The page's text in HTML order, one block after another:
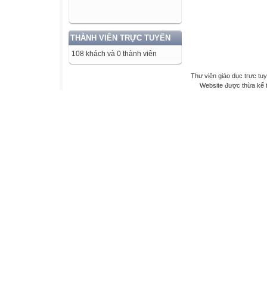
THÀNH VIÊN TRỰC TUYẾN
108 khách và 0 thành viên
Thư viện giáo dục trực
Website được thừa kế